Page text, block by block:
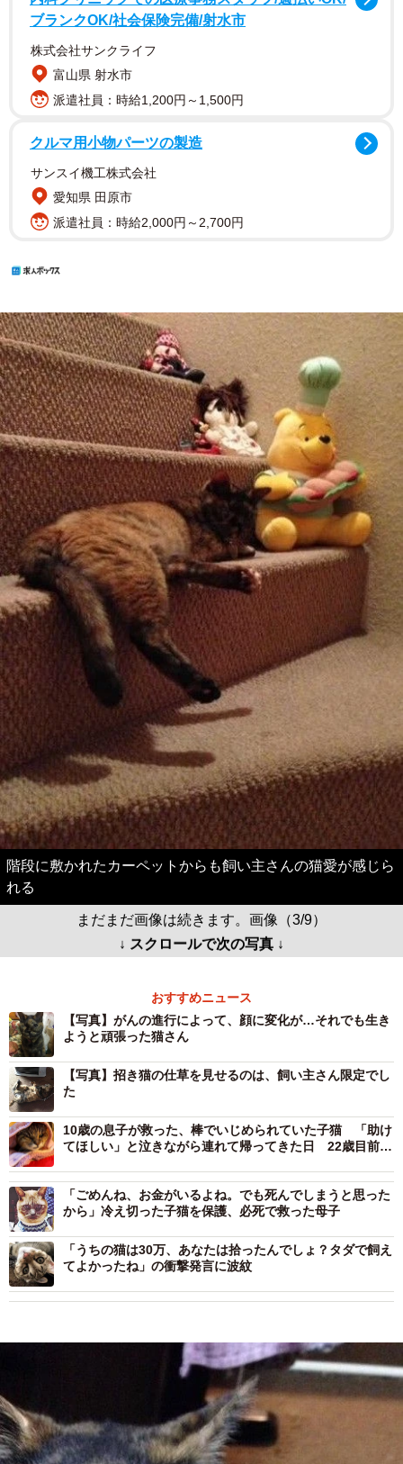
ブランクOK/社会保険完備/射水市
株式会社サンクライフ
富山県 射水市
派遣社員：時給1,200円～1,500円
クルマ用小物パーツの製造
サンスイ機工株式会社
愛知県 田原市
派遣社員：時給2,000円～2,700円
階段に敷かれたカーペットからも飼い主さんの猫愛が感じら
れる
まだまだ画像は続きます。画像（3/9）
↓ スクロールで次の写真 ↓
おすすめニュース
【写真】がんの進行によって、顔に変化が…それでも生き
ようと頑張った猫さん
【写真】招き猫の仕草を見せるのは、飼い主さん限定でし
た
10歳の息子が救った、棒でいじめられていた子猫 「助け
てほしい」と泣きながら連れて帰ってきた日 22歳目前の
「ごめんね、お金がいるよね。でも死んでしまうと思った
から」冷え切った子猫を保護、必死で救った母子
「うちの猫は30万、あなたは拾ったんでしょ？タダで飼え
てよかったね」の衝撃発言に波紋